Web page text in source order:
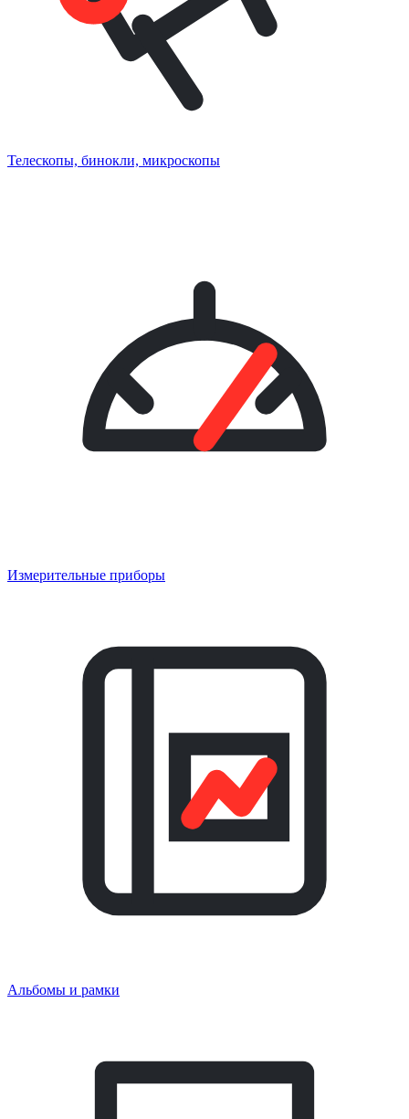
Телескопы, бинокли, микроскопы
Измерительные приборы
Альбомы и рамки